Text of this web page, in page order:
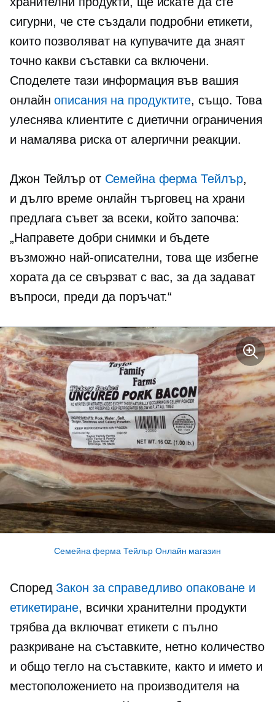
сигурни, че сте създали подробни етикети,
които позволяват на купувачите да знаят
точно какви съставки са включени.
Споделете тази информация във вашия
онлайнописания на продуктите, също. Това
улеснява клиентите с диетични ограничения
и намалява риска от алергични реакции.
Джон Тейлър от Семейна ферма Тейлър,
и дълго времеонлайн търговец на храни
предлага съвет за всеки, който започва:
„Направете добри снимки и бъдете
възможно най-описателни, това ще избегне
хората да се свързват с вас, за да задават
въпроси, преди да поръчат.“
Семейна ферма Тейлър Онлайн магазин
СпоредЗакон за справедливо опаковане и
етикетиране, всички хранителни продукти
трябва да включват етикети с пълно
разкриване на съставките, нетно количество
и общо тегло на съставките, както и името и
местоположението на производителя на